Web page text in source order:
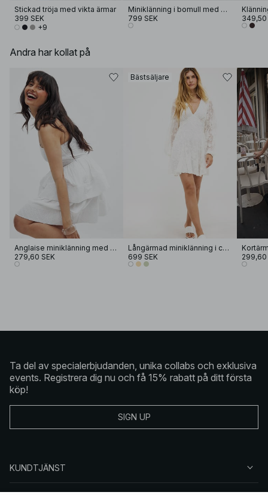
Stickad tröja med vikta ärmar
399 SEK
+9
Miniklänning i bomull med broderi
799 SEK
349,50
Andra har kollat på
Anglaise miniklänning med volang
279,60 SEK
Bästsäljare
Långärmad miniklänning i chiffon med broderi
699 SEK
299,60
Ta del av specialerbjudanden, unika collabs och exklusiva
events. Registrera dig nu och få 15% rabatt på ditt första
köp!
SIGN UP
KUNDTJÄNST